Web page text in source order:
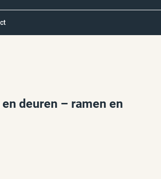
deuren – ramen en